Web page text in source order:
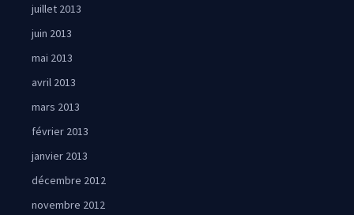
juillet 2013
juin 2013
mai 2013
avril 2013
mars 2013
février 2013
janvier 2013
décembre 2012
novembre 2012